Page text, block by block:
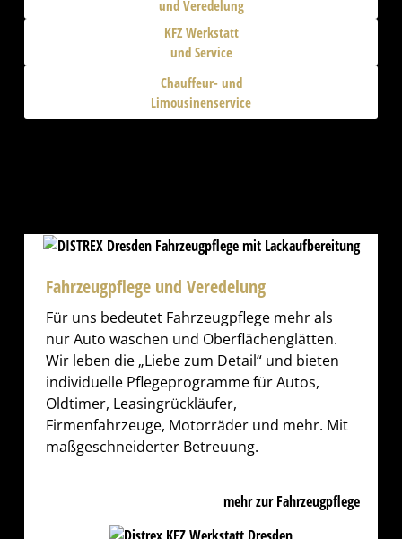
und Veredelung​
KFZ Werkstatt
und Service​
Chauffeur- und
Limousinenservice
Fahrzeugpflege und Veredelung​
Für uns bedeutet Fahrzeugpflege mehr als
nur Auto waschen und Oberflächenglätten.
Wir leben die „Liebe zum Detail“ und bieten
individuelle Pflegeprogramme für Autos,
Oldtimer, Leasingrückläufer,
Firmenfahrzeuge, Motorräder und mehr. Mit
maßgeschneiderter Betreuung.
mehr zur Fahrzeugpflege